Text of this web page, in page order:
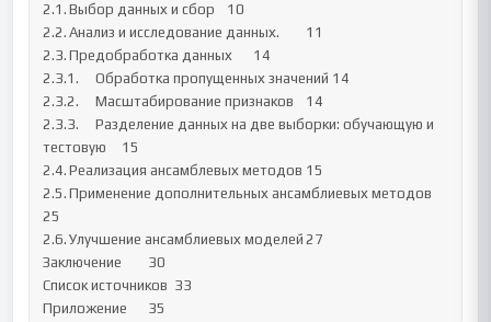
2.1.	Выбор данных и сбор	10
2.2.	Анализ и исследование данных.	11
2.3.	Предобработка данных	14
2.3.1.	Обработка пропущенных значений	14
2.3.2.	Масштабирование признаков	14
2.3.3.	Разделение данных на две выборки: обучающую и
тестовую	15
2.4.	Реализация ансамблевых методов	15
2.5.	Применение дополнительных ансамблиевых методов
25
2.6.	Улучшение ансамблиевых моделей	27
Заключение	30
Список источников	33
Приложение	35